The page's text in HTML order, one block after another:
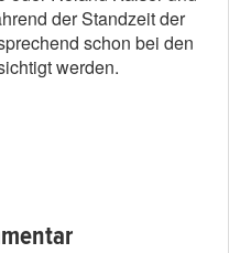
der Standzeit der
schon bei den
werden.